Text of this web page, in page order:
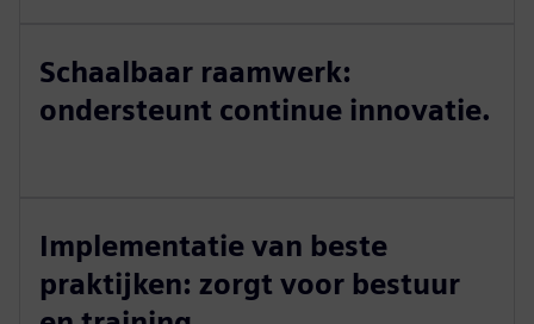
Schaalbaar raamwerk:
ondersteunt continue innovatie.
Implementatie van beste
praktijken: zorgt voor bestuur